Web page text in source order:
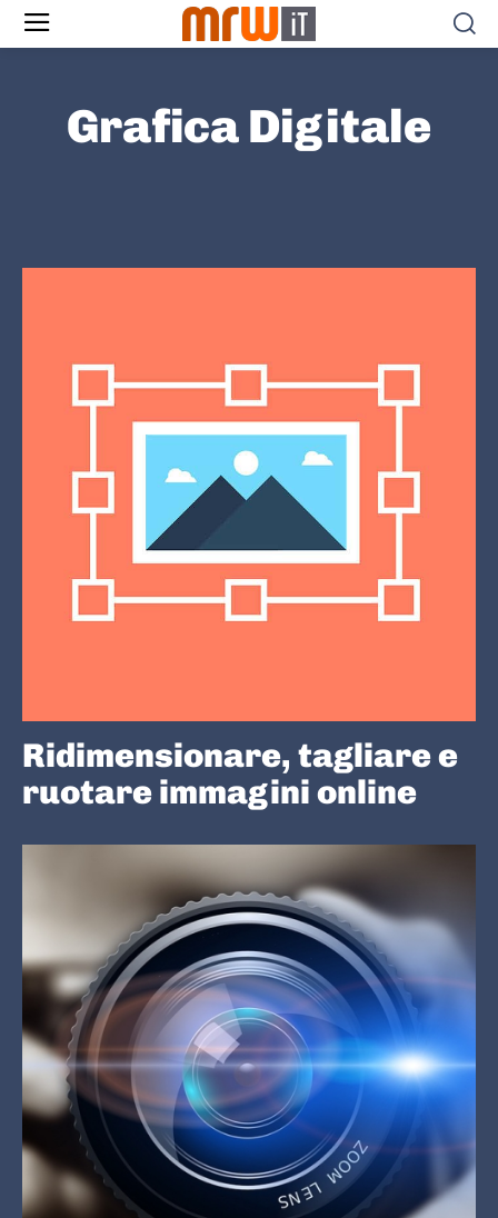
Grafica Digitale
Ridimensionare, tagliare e
ruotare immagini online